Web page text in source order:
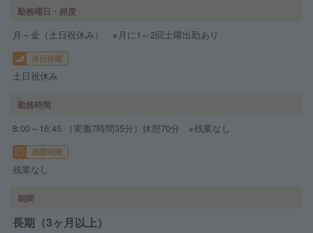
勤務曜日・頻度
月～金（土日祝休み） ※月に1～2回土曜出勤あり
休日休暇
土日祝休み
勤務時間
8:00～16:45 （実働7時間35分）休憩70分 ※残業なし
残業時間
残業なし
期間
長期（3ヶ月以上）